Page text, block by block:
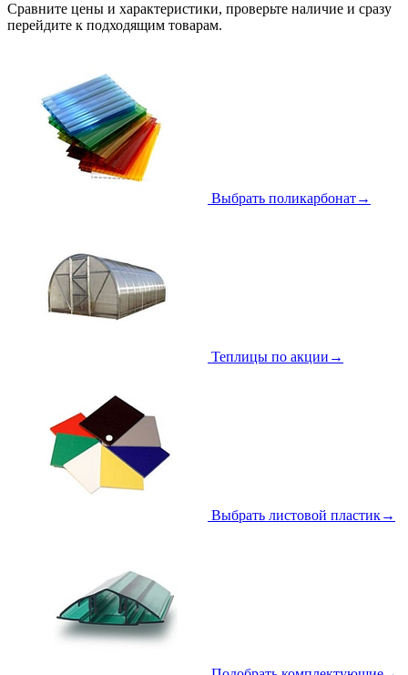
Сравните цены и характеристики, проверьте наличие и сразу
перейдите к подходящим товарам.
Выбрать поликарбонат→
Теплицы по акции →
Выбрать листовой пластик→